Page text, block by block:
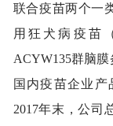
联合疫苗两个一
用狂犬病疫苗
ACYW135群脑
国内疫苗企业
2017年末，公司